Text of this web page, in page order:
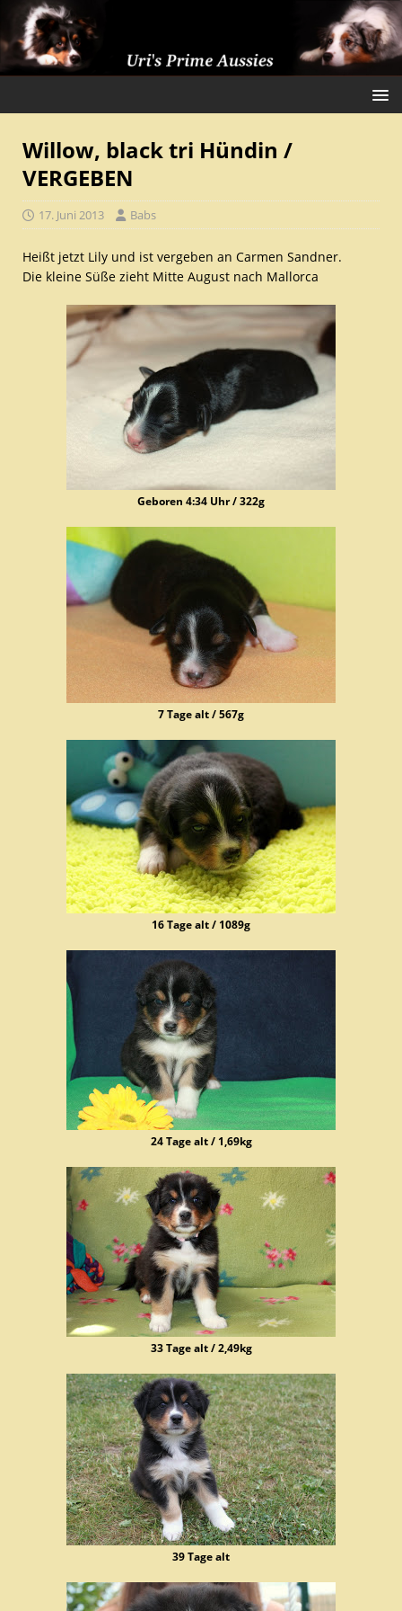
Willow, black tri Hündin /
VERGEBEN
17. Juni 2013 Babs
Heißt jetzt Lily und ist vergeben an Carmen Sandner.
Die kleine Süße zieht Mitte August nach Mallorca
Geboren 4:34 Uhr / 322g
7 Tage alt / 567g
16 Tage alt / 1089g
24 Tage alt / 1,69kg
33 Tage alt / 2,49kg
39 Tage alt